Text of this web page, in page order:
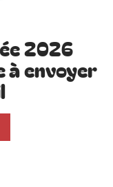
2026
envoyer